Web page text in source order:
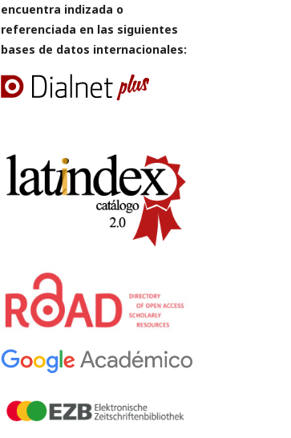
encuentra indizada o
referenciada en las siguientes
bases de datos internacionales: